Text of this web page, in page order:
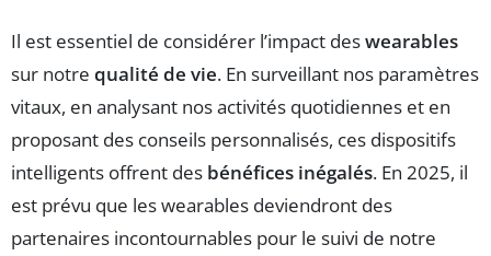
Il est essentiel de considérer l’impact deswearables
sur notre qualité de vie. En surveillant nos paramètres
vitaux, en analysant nos activités quotidiennes et en
proposant des conseils personnalisés, ces dispositifs
intelligents offrent des bénéfices inégalés. En 2025, il
est prévu que les wearables deviendront des
partenaires incontournables pour le suivi de notre